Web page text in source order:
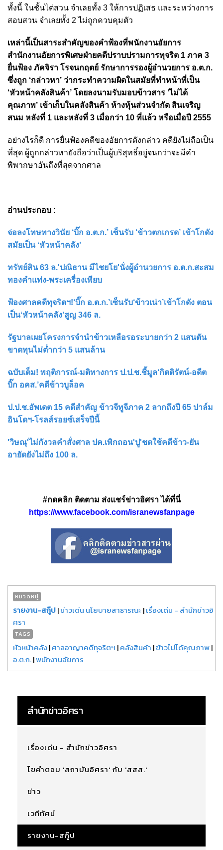
ทั้งนี้ ในชั้นไต่สวน จำเลยทั้ง 3 ให้การปฏิเสธ และระหว่างการ
สอบสวน จำเลยทั้ง 2 ไม่ถูกควบคุมตัว
เหล่านี้เป็นสาระสำคัญของคำฟ้องที่พนักงานอัยการ
สำนักงานอัยการพิเศษฝ่ายคดีปราบปรามการทุจริต 1 ภาค 3
ยื่นฟ้อง ภัคจิรา โรจนกฤตย์ รักษาการรองผู้อำนวยการ อ.ต.ก.
ซึ่งถูก ‘กล่าวหา’ ว่ากระทำความผิดในสมัยที่ทำหน้าที่เป็น
‘หัวหน้าคลังสินค้า’ โดยลงนามรับมอบข้าวสาร ‘ไม่ได้
คุณภาพ’ เข้าเก็บในคลังสินค้า ห้างหุ้นส่วนจำกัด สินเจริญ
สนม หลังที่ 1 และหลังที่ 3 เมื่อกว่า 10 ที่แล้ว หรือเมื่อปี 2555
อย่างไรก็ดี การยื่นฟ้องคดีของอัยการดังกล่าว คดียังไม่ถือเป็น
ที่สุด ผู้ถูกกล่าวหายังถือว่าเป็นผู้บริสุทธิ์อยู่จนกว่าจะมีคำ
พิพากษาอันถึงที่สุดจากศาล
อ่านประกอบ :
จ่อลงโทษทางวินัย ‘บิ๊ก อ.ต.ก.’ เซ็นรับ ‘ข้าวตกเกรด’ เข้าโกดัง
สมัยเป็น ‘หัวหน้าคลัง’
ทรัพย์สิน 63 ล.'ปณิธาน มีไชยโย'นั่งผู้อำนวยการ อ.ต.ก.สะสม
ทองคำแท่ง-พระเครื่องเพียบ
ฟ้องศาลคดีทุจริตฯ!‘บิ๊ก อ.ต.ก.’เซ็นรับ‘ข้าวเน่า’เข้าโกดัง ตอน
เป็น‘หัวหน้าคลัง’สูญ 346 ล.
รัฐบาลเผยโครงการจำนำข้าวเหลือรอระบายกว่า 2 แสนตัน
ขาดทุนไม่ต่ำกว่า 5 แสนล้าน
ฉบับเต็ม! พฤติการณ์-มติทางการ ป.ป.ช.ชี้มูล‘กิตติรัตน์-อดีต
บิ๊ก อคส.’คดีข้าวบูล็อค
ป.ป.ช.อัพเดต 15 คดีสำคัญ ข้าวจีทูจีภาค 2 ลากถึงปี 65 ปาล์ม
อินโดฯ-โรลส์รอยซ์เสร็จปีนี้
'วิษณุ'ไม่กังวลคำสั่งศาล ปค.เพิกถอน'ปู'ชดใช้คดีข้าว-ยัน
อายัดยังไม่ถึง 100 ล.
#กดคลิก ติดตาม ส่งแชร์ข่าวอิศรา ได้ที่นี่
https://www.facebook.com/isranewsfanpage
หมวดหมู่
รายงาน-สกู๊ป|ข่าวเด่น นโยบายสาธารณะ|เรื่องเด่น - สำนักข่าวอิ
ศรา
TAGS
หัวหน้าคลัง|ศาลอาญาคดีทุจริตฯ |คลังสินค้า |ข้าวไม่ได้คุณภาพ|
อ.ต.ก.|พนักงานอัยการ
สำนักข่าวอิศรา
เรื่องเด่น - สำนักข่าวอิศรา
ไขคำตอบ 'สถาบันอิศรา' กับ 'สสส.'
ข่าว
เวทีทัศน์
รายงาน-สกู๊ป